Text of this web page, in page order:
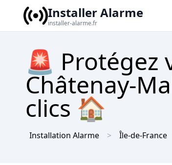
Installer Alarme
installer-alarme.fr
🚨 Protégez
Châtenay-
clics 🏠
Installation Alarme Île-de-France